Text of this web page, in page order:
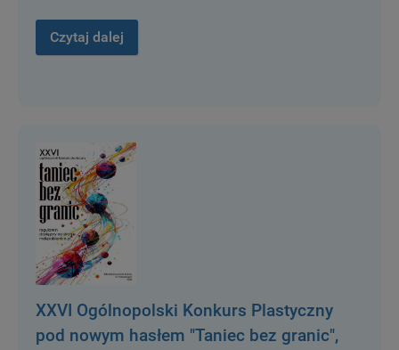
Czytaj dalej
XXVI Ogólnopolski Konkurs Plastyczny
pod nowym hasłem "Taniec bez granic",